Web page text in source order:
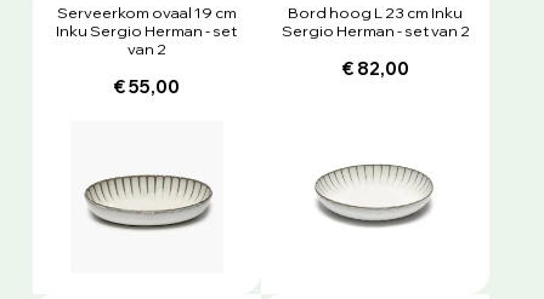
Serveerkom ovaal 19 cm
Inku Sergio Herman - set
van 2
€ 55,00
Bord hoog L 23 cm Inku
Sergio Herman - set van 2
€ 82,00